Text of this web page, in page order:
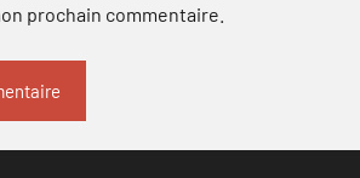
prochain commentaire.